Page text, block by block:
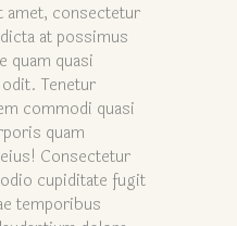
consectetur
at possimus
quam quasi
Tenetur
commodi quasi
quam
Consectetur
cupiditate fugit
temporibus